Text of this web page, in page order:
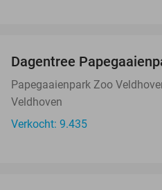
Dagentree
Papegaaienpark Zoo
Veldhoven
Verkocht: 9.435